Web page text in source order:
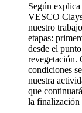
Según
VESCO
nuestro
etapas:
desde el
revegetación.
condiciones
nuestra
que
la finalización